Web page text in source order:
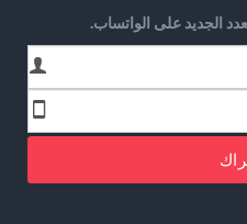
الجديد على الواتساب.